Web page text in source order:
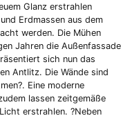
Glanz erstrahlen
Erdmassen aus dem
werden. Die Mühen
Jahren die Außenfassade
sich nun das
Antlitz. Die Wände sind
Eine moderne
lassen zeitgemäße
erstrahlen. ?Neben